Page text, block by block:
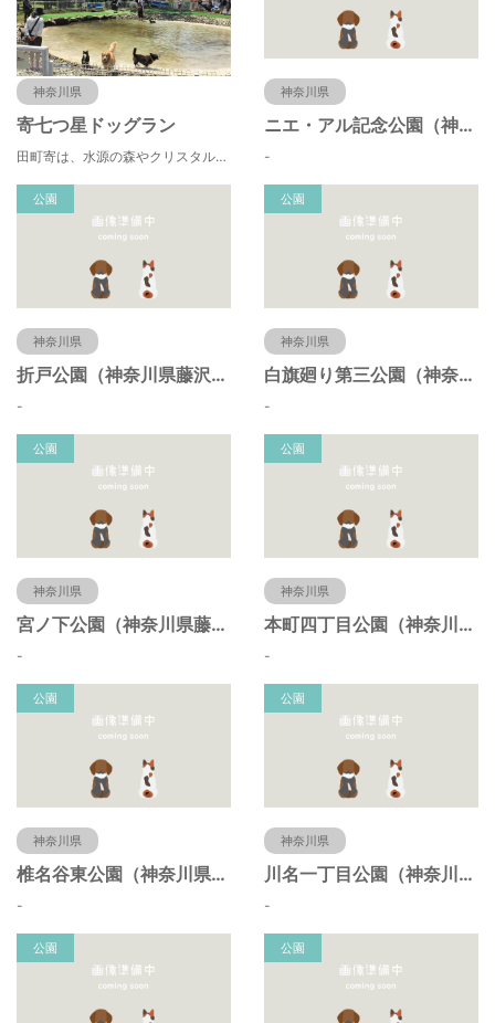
神奈川県
寄七つ星ドッグラン
田町寄は、水源の森やクリスタルな清流 、 満天の星空などの豊かな自然に包まれ、 食や農、芸術の魅力あふれる川の里です。 ドッグランエリアを中心とした『やどりき七つ星ヴィレッジ』を ゆっくりお楽しみください。
神奈川県
ニエ・アル記念公園（神奈川県藤沢市）
-
公園
神奈川県
折戸公園（神奈川県藤沢市）
-
公園
神奈川県
白旗廻り第三公園（神奈川県藤沢市）
-
公園
神奈川県
宮ノ下公園（神奈川県藤沢市）
-
公園
神奈川県
本町四丁目公園（神奈川県藤沢市）
-
公園
神奈川県
椎名谷東公園（神奈川県藤沢市）
-
公園
神奈川県
川名一丁目公園（神奈川県藤沢市）
-
公園 公園